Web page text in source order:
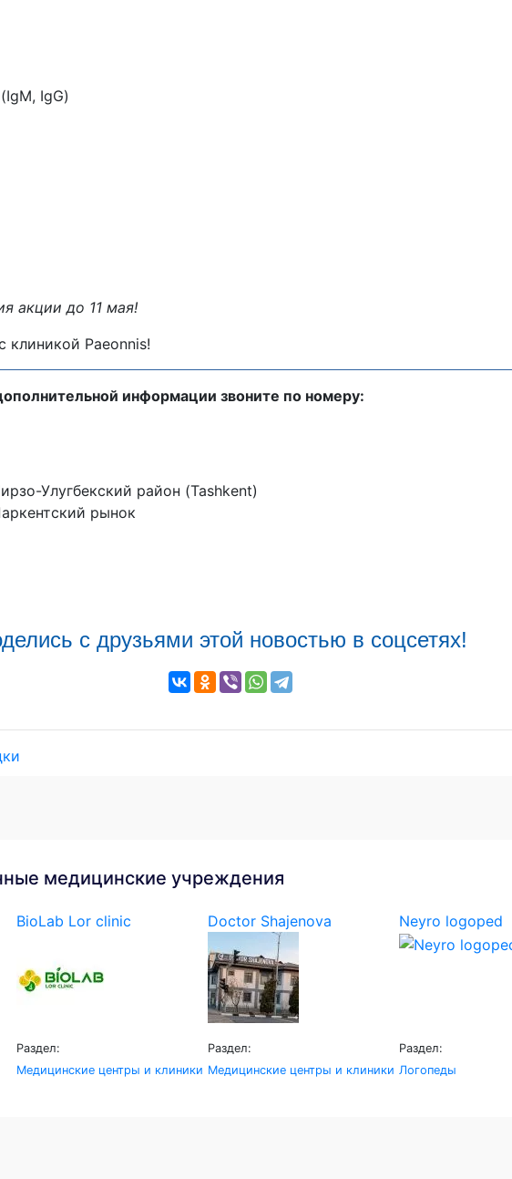
IgG)
акции до 11 мая!
клиникой Paeonnis!
информации звоните по номеру:
Улугбекский район (Tashkent)
рынок
с друзьями этой новостью в соцсетях!
медицинские учреждения
BioLab Lor clinic
Раздел:
Медицинские центры и клиники
Doctor Shajenova
Раздел:
Медицинские центры и клиники
Neyro logoped
Раздел:
Логопеды